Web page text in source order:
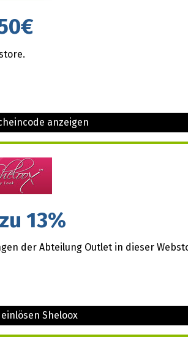
anzeigen
13%
der Abteilung Outlet in dieser
Sheloox